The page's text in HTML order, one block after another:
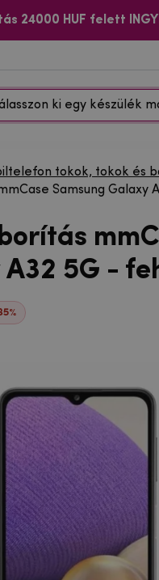
24000 HUF felett
ki egy készülék
tokok, tokok és
Samsung Galaxy
A32 5G -